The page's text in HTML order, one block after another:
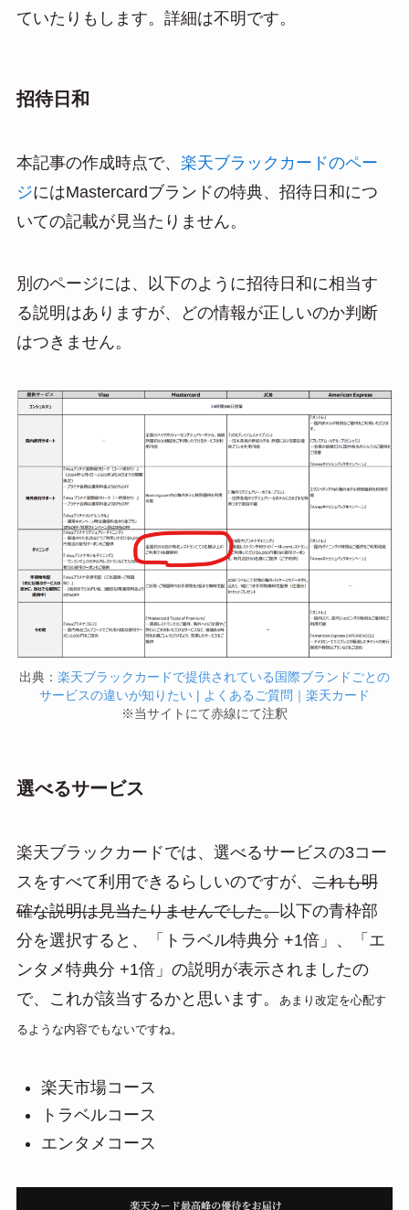
ていたりもします。詳細は不明です。
招待日和
本記事の作成時点で、 楽天ブラックカードのペー
ジにはMastercardブランドの特典、招待日和につ
いての記載が見当たりません。
別のページには、以下のように招待日和に相当す
る説明はありますが、どの情報が正しいのか判断
はつきません。
出典： 楽天ブラックカードで提供されている国際ブランドごとの
サービスの違いが知りたい | よくあるご質問｜楽天カード
※当サイトにて赤線にて注釈
選べるサービス
楽天ブラックカードでは、選べるサービスの3コー
スをすべて利用できるらしいのですが、 これも明
確な説明は見当たりませんでした。以下の青枠部
分を選択すると、「トラベル特典分 +1倍」、「エ
ンタメ特典分 +1倍」の説明が表示されましたの
で、これが該当するかと思います。
あまり改定を心配す
るような内容でもないですね。
楽天市場コース
トラベルコース
エンタメコース